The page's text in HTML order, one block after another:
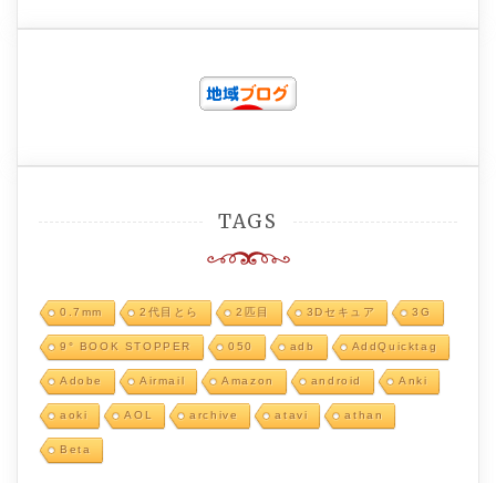
TAGS
0.7mm 2代目とら 2匹目 3Dセキュア 3G
9° BOOK STOPPER 050 adb AddQuicktag
Adobe Airmail Amazon android Anki
aoki AOL archive atavi athan
Beta